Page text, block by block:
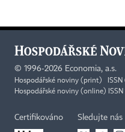
© 1996-2026 Economia, a.s.
Hospodářské noviny (print) ISSN
Hospodářské noviny (online) ISSN
Certifikováno Sledujte nás